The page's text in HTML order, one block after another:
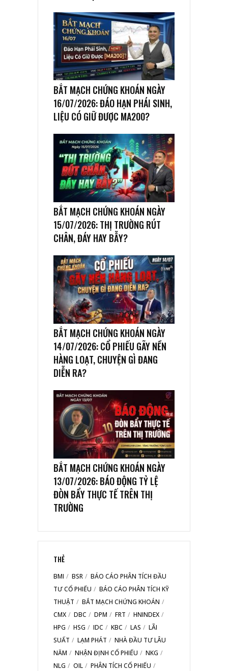
BẮT MẠCH CHỨNG KHOÁN NGÀY
16/07/2026: ĐÁO HẠN PHÁI SINH,
LIỆU CÓ GIỮ ĐƯỢC MA200?
BẮT MẠCH CHỨNG KHOÁN NGÀY
15/07/2026: THỊ TRƯỜNG RÚT
CHÂN, ĐÁY HAY BẪY?
BẮT MẠCH CHỨNG KHOÁN NGÀY
14/07/2026: CỔ PHIẾU GÃY NỀN
HÀNG LOẠT, CHUYỆN GÌ ĐANG
DIỄN RA?
BẮT MẠCH CHỨNG KHOÁN NGÀY
13/07/2026: BÁO ĐỘNG TỶ LỆ
ĐÒN BẨY THỰC TẾ TRÊN THỊ
TRƯỜNG
THẺ
BMI BSR
BÁO CÁO PHÂN TÍCH ĐẦU
TƯ CỔ PHIẾU
BÁO CÁO PHÂN TÍCH KỸ
THUẬT
BẮT MẠCH CHỨNG KHOÁN
CMX
DBC DPM FRT
HNINDEX
HPG
HSG IDC KBC LAS
LÃI
SUẤT
LẠM PHÁT
NHÀ ĐẦU TƯ LÂU
NĂM
NHẬN ĐỊNH CỔ PHIẾU
NKG
NLG
OIL PHÂN TÍCH CỔ PHIẾU